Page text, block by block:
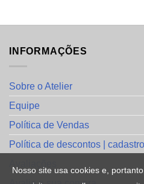
INFORMAÇÕES
Sobre o Atelier
Equipe
Política de Vendas
Política de descontos |
Nosso site usa cookies e,